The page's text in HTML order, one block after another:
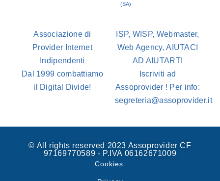
(SA)
Associazione di
Provider Internet
Indipendenti
Dal 1999 combattiamo
il Digital Divide!
ISP, WISP, Webmaster,
Web Agency, AIUTACI
AD AIUTARTI
Iscriviti ad
Assoprovider ! Per info:
segreteria@assoprovider.it
© All rights reserved 2023 Assoprovider CF
97169770589 - P.IVA 06162671009
Cookies